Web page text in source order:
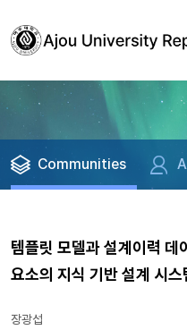
Communities
템플릿 모델과 설계이력 데
요소의 지식 기반 설계 시
장광섭